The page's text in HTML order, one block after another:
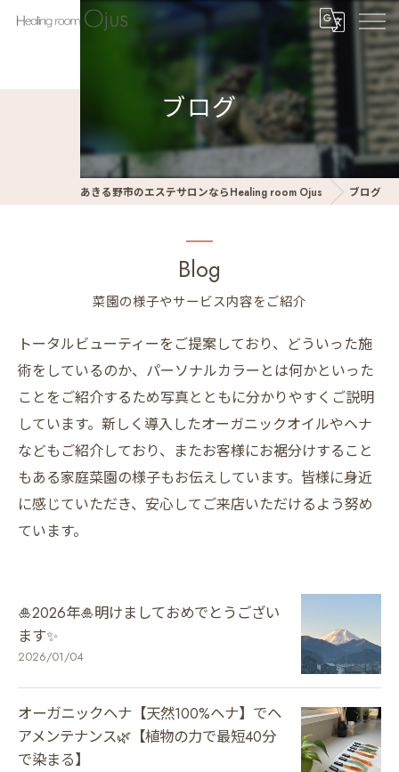
ブログ
あきる野市のエステサロンならHealing room Ojus ブログ
Blog
菜園の様子やサービス内容をご紹介
トータルビューティーをご提案しており、どういった施
術をしているのか、パーソナルカラーとは何かといった
ことをご紹介するため写真とともに分かりやすくご説明
しています。新しく導入したオーガニックオイルやヘナ
などもご紹介しており、またお客様にお裾分けすること
もある家庭菜園の様子もお伝えしています。皆様に身近
に感じていただき、安心してご来店いただけるよう努め
ています。
🎍2026年🎍明けましておめでとうござい
ます✨
2026/01/04
オーガニックヘナ【天然100%ヘナ】でヘ
アメンテナンス🌿【植物の力で最短40分
で染まる】